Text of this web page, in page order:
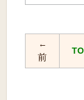
←
前